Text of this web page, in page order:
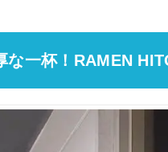
な一杯！RAMEN